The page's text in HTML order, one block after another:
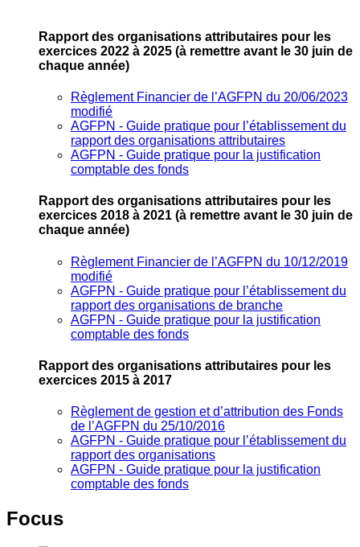
Rapport des organisations attributaires pour les
exercices 2022 à 2025 (à remettre avant le 30 juin de
chaque année)
Règlement Financier de l’AGFPN du 20/06/2023
modifié
AGFPN ‐ Guide pratique pour l’établissement du
rapport des organisations attributaires
AGFPN ‐ Guide pratique pour la justification
comptable des fonds
Rapport des organisations attributaires pour les
exercices 2018 à 2021 (à remettre avant le 30 juin de
chaque année)
Règlement Financier de l’AGFPN du 10/12/2019
modifié
AGFPN ‐ Guide pratique pour l’établissement du
rapport des organisations de branche
AGFPN ‐ Guide pratique pour la justification
comptable des fonds
Rapport des organisations attributaires pour les
exercices 2015 à 2017
Règlement de gestion et d’attribution des Fonds
de l’AGFPN du 25/10/2016
AGFPN ‐ Guide pratique pour l’établissement du
rapport des organisations
AGFPN ‐ Guide pratique pour la justification
comptable des fonds
Focus